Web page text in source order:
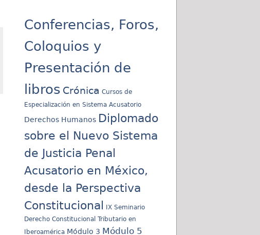
Conferencias, Foros,
Coloquios y
Presentación de
libros Crónica Cursos de
Especialización en Sistema Acusatorio
Derechos Humanos Diplomado
sobre el Nuevo Sistema
de Justicia Penal
Acusatorio en México,
desde la Perspectiva
Constitucional
IX Seminario
Derecho Constitucional Tributario en
Iberoamérica Módulo 3 Módulo 5